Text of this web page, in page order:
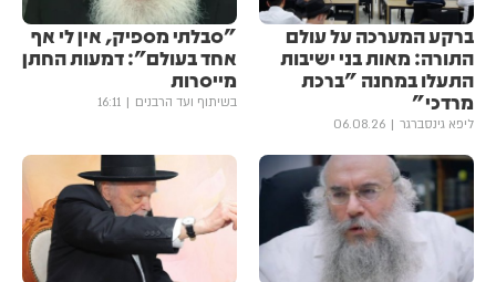
ברקע המערכה על עולם
התורה: מאות בני ישיבות
התעלו במחנה "ברכת
מרדכי"
ליפא גינסברגר 06.08.26
"סבלתי מספיק, אין לי אף
אחד בעולם": דמעות החתן
מייסרות
בשיתוף ועד הרבנים 16:11